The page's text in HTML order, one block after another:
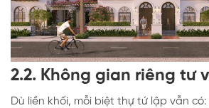
2.2. Không gian riêng tư
Dù liền khối, mỗi biệt thự tứ lập vẫn có: